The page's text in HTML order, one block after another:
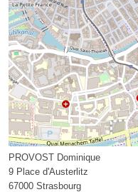
PROVOST Dominique
9 Place d'Austerlitz
67000 Strasbourg